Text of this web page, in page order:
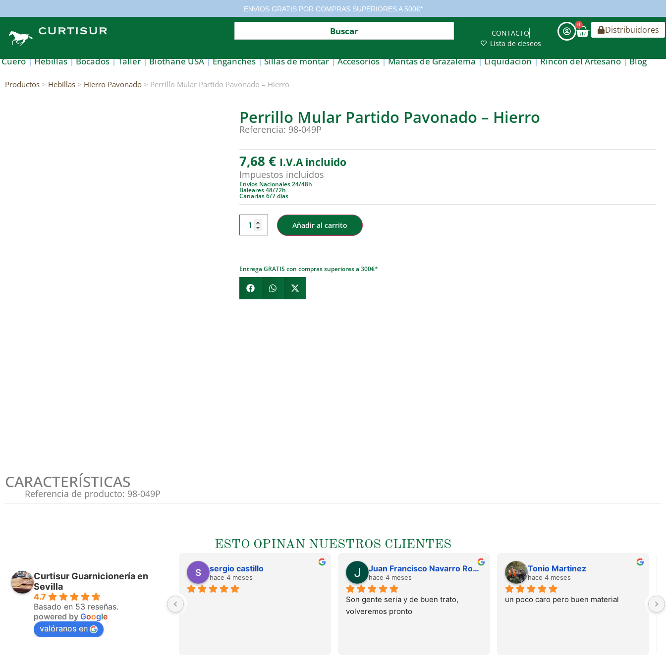
ENVIOS GRATIS POR COMPRAS SUPERIORES A 500€*
CONTACTO
Lista de deseos
0 Distribuidores
Cuero Hebillas Bocados Taller Biothane USA Enganches Sillas de montar Accesorios Mantas de Grazalema Liquidación Rincón del Artesano Blog
Productos > Hebillas > Hierro Pavonado > Perrillo Mular Partido Pavonado – Hierro
Perrillo Mular Partido Pavonado – Hierro
Referencia: 98-049P
7,68€ I.V.A incluido
Impuestos incluidos
Envíos Nacionales 24/48h
Baleares 48/72h
Canarias 6/7 días
Añadir al carrito
Entrega GRATIS con compras superiores a 300€*
CARACTERÍSTICAS
Referencia de producto: 98-049P
ESTO OPINAN NUESTROS CLIENTES
Curtisur Guarnicionería en
Sevilla
4.7
Basado en 53 reseñas.
powered by Google
valóranos en
sergio castillo
hace 4 meses
Juan Francisco Navarro Roman
hace 4 meses
Son gente seria y de buen trato,
volveremos pronto
Tonio Martinez
hace 4 meses
un poco caro pero buen material